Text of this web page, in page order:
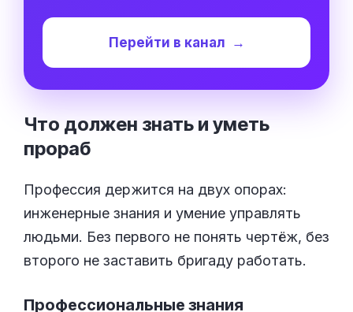
Перейти в канал →
Что должен знать и уметь
прораб
Профессия держится на двух опорах:
инженерные знания и умение управлять
людьми. Без первого не понять чертёж, без
второго не заставить бригаду работать.
Профессиональные знания